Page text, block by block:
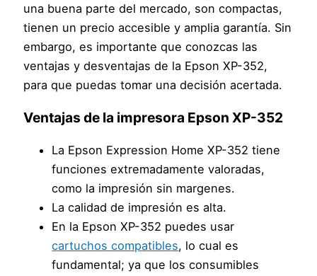
una buena parte del mercado, son compactas,
tienen un precio accesible y amplia garantía. Sin
embargo, es importante que conozcas las
ventajas y desventajas de la Epson XP-352,
para que puedas tomar una decisión acertada.
Ventajas de la impresora Epson XP-352
La Epson Expression Home XP-352 tiene
funciones extremadamente valoradas,
como la impresión sin margenes.
La calidad de impresión es alta.
En la Epson XP-352 puedes usar
cartuchos compatibles, lo cual es
fundamental; ya que los consumibles